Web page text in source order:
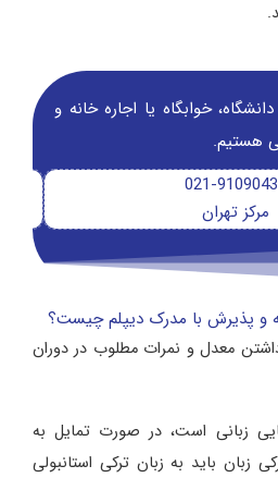
خوابگاه یا اجاره خانه و
هستیم.
021-
مرکز تهران
و پذیرش با مدرک دیپلم چیست؟
داشتن معدل و نمرات مطلوب در دوران
زبانی است، در صورت تمایل به
زبان باید به زبان ترکی استانبولی